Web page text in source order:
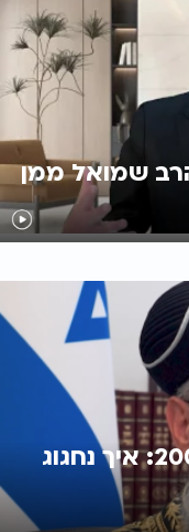
שמואל ממן
מרן הראשון לציון לערוץ 2000: איך נחגוג